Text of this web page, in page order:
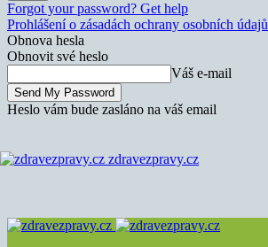
Forgot your password? Get help
Prohlášení o zásadách ochrany osobních údajů
Obnova hesla
Obnovit své heslo
Váš e-mail
Heslo vám bude zasláno na váš email
zdravezpravy.cz